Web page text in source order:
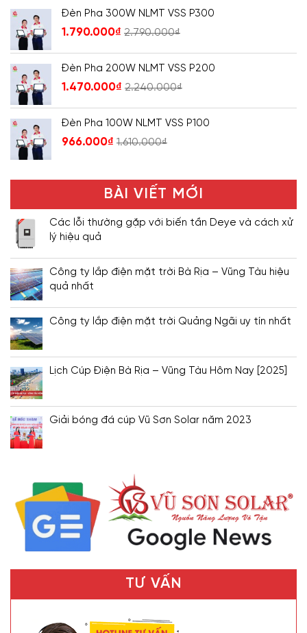
Đèn Pha 300W NLMT VSS P300
1.790.000₫ 2.790.000₫
Đèn Pha 200W NLMT VSS P200
1.470.000₫ 2.240.000₫
Đèn Pha 100W NLMT VSS P100
966.000₫ 1.610.000₫
BÀI VIẾT MỚI
Các lỗi thường gặp với biến tần Deye và cách xử
lý hiệu quả
Công ty lắp điện mặt trời Bà Rịa – Vũng Tàu hiệu
quả nhất
Công ty lắp điện mặt trời Quảng Ngãi uy tín nhất
Lịch Cúp Điện Bà Rịa – Vũng Tàu Hôm Nay [2025]
Giải bóng đá cúp Vũ Sơn Solar năm 2023
TƯ VẤN